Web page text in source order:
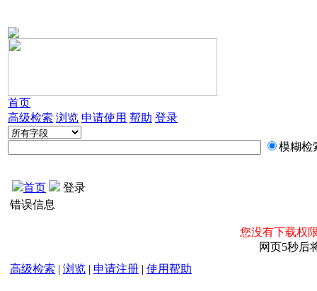
首页
高级检索 浏览 申请使用 帮助 登录
模糊检
首页
登录
错误信息
您没有下载权
网页5秒后
高级检索 | 浏览 | 申请注册 | 使用帮助